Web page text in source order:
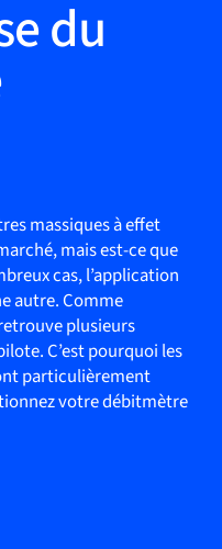
du
massiques à effet
mais est-ce que
cas, l’application
autre. Comme
plusieurs
C’est pourquoi les
particulièrement
votre débitmètre